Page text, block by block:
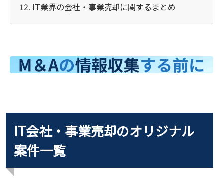
IT業界の会社・事業売却に関するまとめ
IT会社・事業売却のオリジナル
案件一覧